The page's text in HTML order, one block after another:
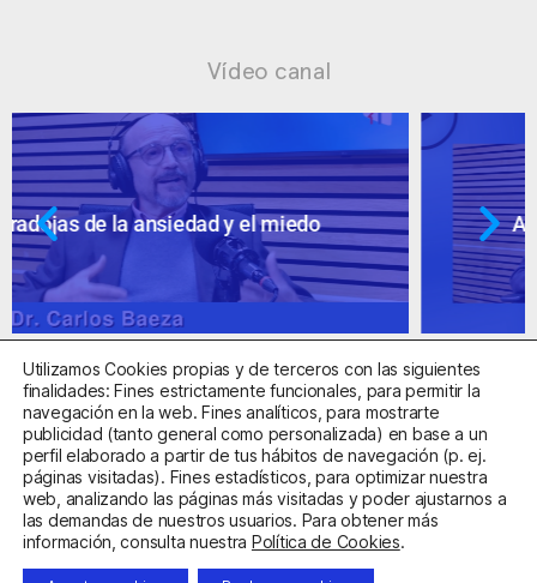
Vídeo canal
Ansiedad: supuestos cuestionables
Centro Sanitario Autorizado con el código E08737002
Aviso LegalPolítica de PrivacidadPolítica de Cookies
Utilizamos Cookies propias y de terceros con las siguientes
finalidades: Fines estrictamente funcionales, para permitir la
navegación en la web. Fines analíticos, para mostrarte
publicidad (tanto general como personalizada) en base a un
perfil elaborado a partir de tus hábitos de navegación (p. ej.
páginas visitadas). Fines estadísticos, para optimizar nuestra
web, analizando las páginas más visitadas y poder ajustarnos a
las demandas de nuestros usuarios. Para obtener más
información, consulta nuestra Política de Cookies.